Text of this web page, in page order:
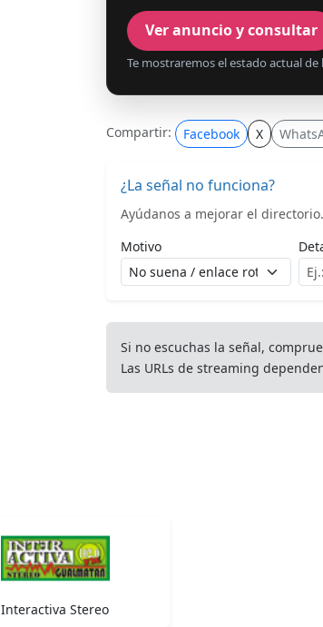
Ver anuncio y consultar
Te mostraremos el estado actual
Compartir: Facebook X
¿La señal no funciona?
Ayúdanos a mejorar el
Motivo
Si no escuchas la señal,
Las URLs de streaming
Interactiva Stereo